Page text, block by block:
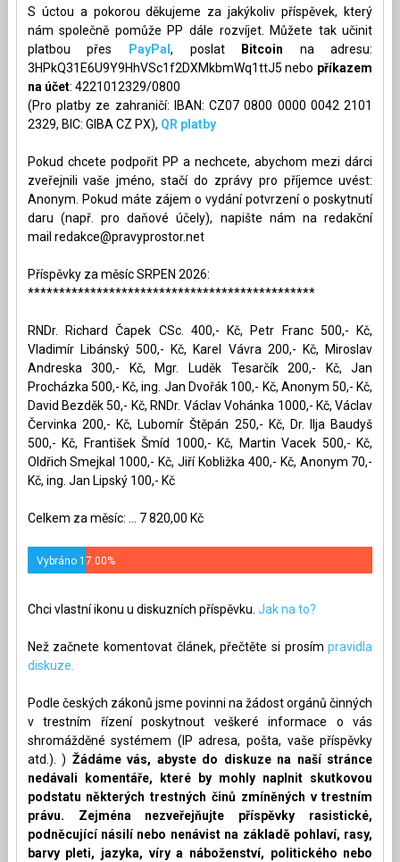
S úctou a pokorou děkujeme za jakýkoliv příspěvek, který
nám společně pomůže PP dále rozvíjet. Můžete tak učinit
platbou přes
PayPal , poslat Bitcoin na adresu:
3HPkQ31E6U9Y9HhVSc1f2DXMkbmWq1ttJ5 nebo příkazem
na účet: 4221012329/0800
(Pro platby ze zahraničí: IBAN: CZ07 0800 0000 0042 2101
2329, BIC: GIBA CZ PX), QR platby
Pokud chcete podpořit PP a nechcete, abychom mezi dárci
zveřejnili vaše jméno, stačí do zprávy pro příjemce uvést:
Anonym. Pokud máte zájem o vydání potvrzení o poskytnutí
daru (např. pro daňové účely), napište nám na redakční
mail redakce@pravyprostor.net
Příspěvky za měsíc SRPEN 2026:
**********************************************
RNDr. Richard Čapek CSc. 400,- Kč, Petr Franc 500,- Kč,
Vladimír Libánský 500,- Kč, Karel Vávra 200,- Kč, Miroslav
Andreska 300,- Kč, Mgr. Luděk Tesarčík 200,- Kč, Jan
Procházka 500,- Kč, ing. Jan Dvořák 100,- Kč, Anonym 50,- Kč,
David Bezděk 50,- Kč, RNDr. Václav Vohánka 1000,- Kč, Václav
Červinka 200,- Kč, Lubomír Štěpán 250,- Kč, Dr. Ilja Baudyš
500,- Kč, František Šmíd 1000,- Kč, Martin Vacek 500,- Kč,
Oldřich Smejkal 1000,- Kč, Jiří Kobližka 400,- Kč, Anonym 70,-
Kč, ing. Jan Lipský 100,- Kč
Celkem za měsíc: ... 7 820,00 Kč
Vybráno 17.00%
Chci vlastní ikonu u diskuzních příspěvku. Jak na to?
Než začnete komentovat článek, přečtěte si prosímpravidla
diskuze.
Podle českých zákonů jsme povinni na žádost orgánů činných
v trestním řízení poskytnout veškeré informace o vás
shromážděné systémem (IP adresa, pošta, vaše příspěvky
atd.). ) Žádáme vás, abyste do diskuze na naší stránce
nedávali komentáře, které by mohly naplnit skutkovou
podstatu některých trestných činů zmíněných v trestním
právu. Zejména nezveřejňujte příspěvky rasistické,
podněcující násilí nebo nenávist na základě pohlaví, rasy,
barvy pleti, jazyka, víry a náboženství, politického nebo